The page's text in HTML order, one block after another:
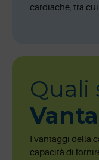
cardiache, tra
Quali
I vantaggi della
capacità di